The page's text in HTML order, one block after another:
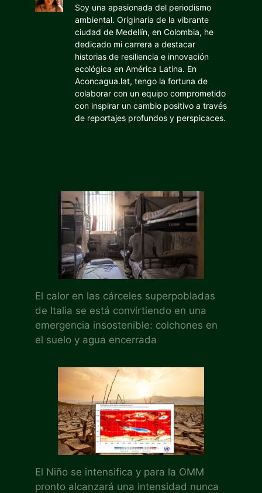
Soy una apasionada del periodismo
ambiental. Originaria de la vibrante
ciudad de Medellín, en Colombia, he
dedicado mi carrera a destacar
historias de resiliencia e innovación
ecológica en América Latina. En
Aconcagua.lat, tengo la fortuna de
colaborar con un equipo comprometido
con inspirar un cambio positivo a través
de reportajes profundos y perspicaces.
El calor en las cárceles superpobladas
de Italia se está convirtiendo en una
emergencia insostenible: colchones en
el suelo y agua encerrada
El Niño se intensifica y para la OMM
pronto alcanzará una intensidad nunca